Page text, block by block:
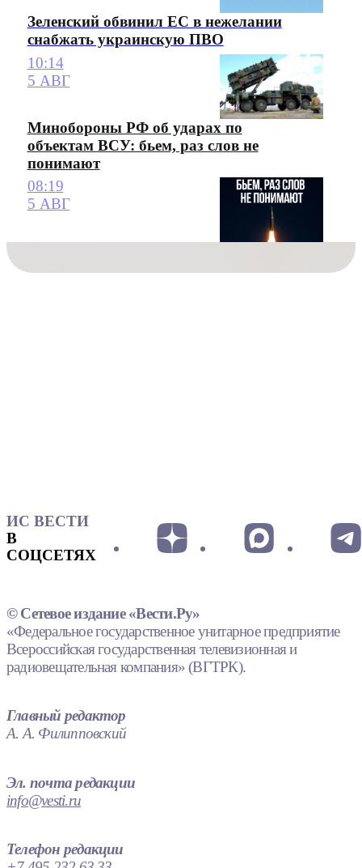
Зеленский обвинил ЕС в нежелании
снабжать украинскую ПВО
10:14
5 АВГ
Минобороны РФ об ударах по
объектам ВСУ: бьем, раз слов не
понимают
08:19
5 АВГ
ИС ВЕСТИ
В
СОЦСЕТЯХ
© Сетевое издание «Вести.Ру»
«Федеральное государственное унитарное предприятие
Всероссийская государственная телевизионная и
радиовещательная компания» (ВГТРК).
Главный редактор
А. А. Филипповский
Эл. почта редакции
info@vesti.ru
Телефон редакции